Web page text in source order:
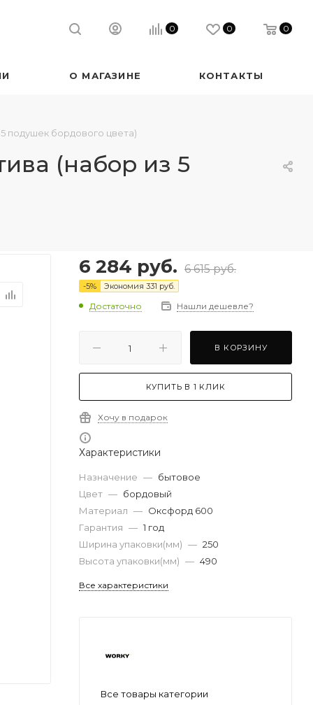
0 0 0
О МАГАЗИНЕ КОНТАКТЫ
подушек бордового цвета)
(набор из 5
6 284 руб. 6 615руб.
-5% Экономия 331 руб.
Достаточно Нашли дешевле?
В КОРЗИНУ
КУПИТЬ В 1 КЛИК
Хочу в подарок
Характеристики
Назначение — бытовое
Цвет — бордовый
Материал — Оксфорд 600
Гарантия — 1 год
Ширина упаковки(мм) — 250
Высота упаковки(мм) — 490
Все характеристики
Все товары категории